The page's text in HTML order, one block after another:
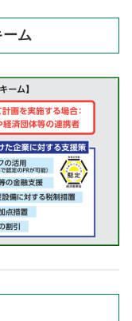
ム